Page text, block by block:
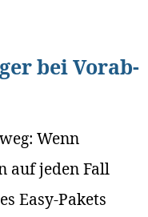
bei Vorab-
Wenn
auf jeden Fall
Easy-Pakets